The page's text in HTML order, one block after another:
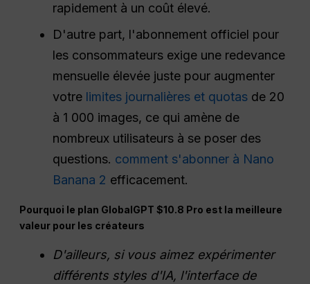
rapidement à un coût élevé.
D'autre part, l'abonnement officiel pour
les consommateurs exige une redevance
mensuelle élevée juste pour augmenter
votre limites journalières et quotas de 20
à 1 000 images, ce qui amène de
nombreux utilisateurs à se poser des
questions. comment s'abonner à Nano
Banana 2 efficacement.
Pourquoi le plan GlobalGPT $10.8 Pro est la meilleure
valeur pour les créateurs
D'ailleurs, si vous aimez expérimenter
différents styles d'IA, l'interface de